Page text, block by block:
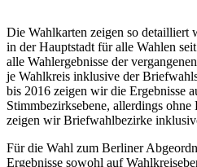
Die Wahlkarten zeigen so detailliert
in der Hauptstadt für alle Wahlen
alle Wahlergebnisse der
je Wahlkreis inklusive der
bis 2016 zeigen wir die Ergebnisse
Stimmbezirksebene, allerdings
zeigen wir Briefwahlbezirke
Für die Wahl zum Berliner
Ergebnisse sowohl auf